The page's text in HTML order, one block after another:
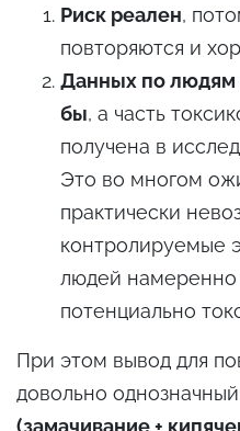
Риск реален,
повторяются и
Данных по людям
бы, а часть
получена в
Это во многом
практически
контролируемые
людей намеренно
потенциально
При этом вывод для
довольно
(замачивание +